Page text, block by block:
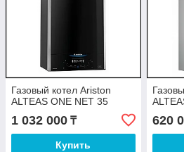
Газовый котел Ariston
ALTEAS ONE NET 35
1 032 000 ₸
Купить
620